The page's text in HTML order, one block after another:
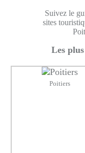
Suivez le
sites
Les
Poitiers